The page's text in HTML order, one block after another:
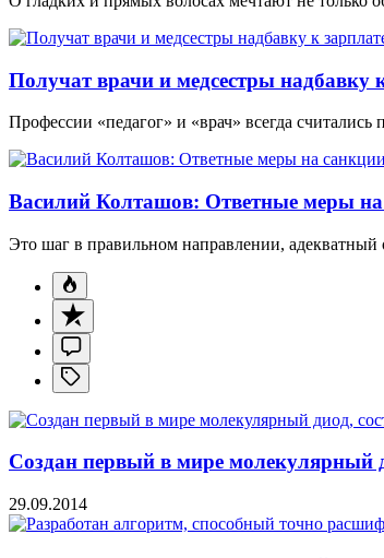
Получат врачи и медсестры надбавку
Профессии «педагог» и «врач» всегда
Василий Колташов: Ответные меры на
Это шаг в правильном направлении,
Создан первый в мире молекулярный
29.09.2014